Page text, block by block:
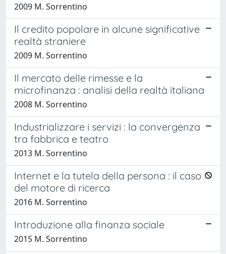
2009 M. Sorrentino
Il credito popolare in alcune significative
realtà straniere
2009 M. Sorrentino
Il mercato delle rimesse e la
microfinanza : analisi della realtà italiana
2008 M. Sorrentino
Industrializzare i servizi : la convergenza
tra fabbrica e teatro
2013 M. Sorrentino
Internet e la tutela della persona : il caso
del motore di ricerca
2016 M. Sorrentino
Introduzione alla finanza sociale
2015 M. Sorrentino